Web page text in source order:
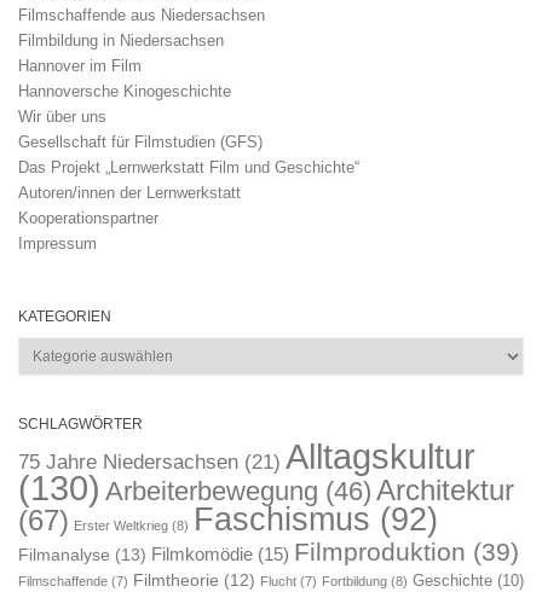
Filmschaffende aus Niedersachsen
Filmbildung in Niedersachsen
Hannover im Film
Hannoversche Kinogeschichte
Wir über uns
Gesellschaft für Filmstudien (GFS)
Das Projekt „Lernwerkstatt Film und Geschichte“
Autoren/innen der Lernwerkstatt
Kooperationspartner
Impressum
KATEGORIEN
Kategorien
SCHLAGWÖRTER
75 Jahre Niedersachsen (21) Alltagskultur
(130) Arbeiterbewegung (46) Architektur
(67) Erster Weltkrieg (8) Faschismus (92)
Filmanalyse (13) Filmkomödie (15) Filmproduktion (39)
Filmschaffende (7) Filmtheorie (12) Flucht (7) Fortbildung (8) Geschichte (10)